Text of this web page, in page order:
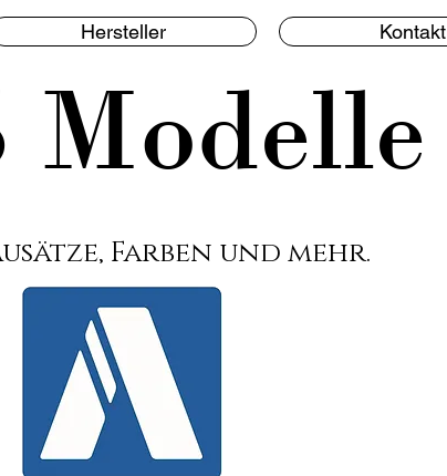
Hersteller Kontakt
Modelle
Farben und mehr.